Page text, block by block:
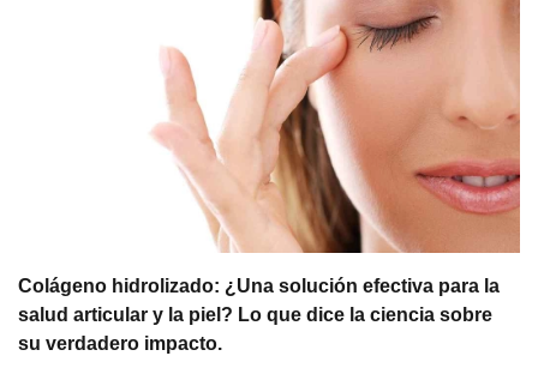
Colágeno hidrolizado: ¿Una solución efectiva para la
salud articular y la piel? Lo que dice la ciencia sobre
su verdadero impacto.